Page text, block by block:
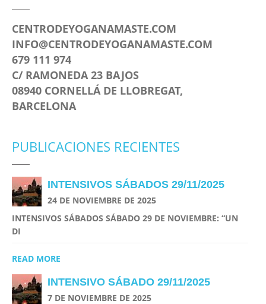
CENTRODEYOGANAMASTE.COM
INFO@CENTRODEYOGANAMASTE.COM
679 111 974
C/ RAMONEDA 23 BAJOS
08940 CORNELLÁ DE LLOBREGAT,
BARCELONA
PUBLICACIONES RECIENTES
INTENSIVOS SÁBADOS 29/11/2025
24 DE NOVIEMBRE DE 2025
INTENSIVOS SÁBADOS SÁBADO 29 DE NOVIEMBRE: “UN
DI
READ MORE
INTENSIVO SÁBADO 29/11/2025
7 DE NOVIEMBRE DE 2025